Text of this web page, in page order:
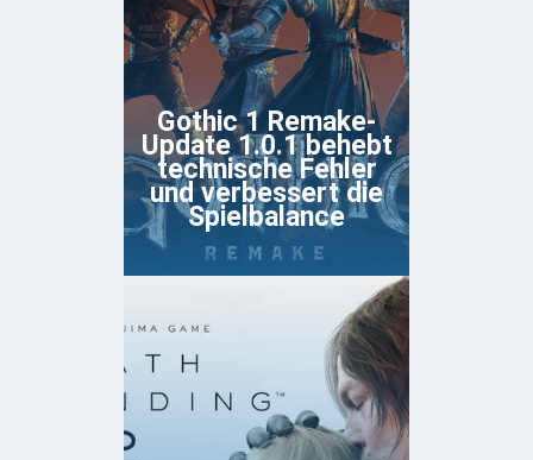
Gothic 1 Remake-
Update 1.0.1 behebt
technische Fehler
und verbessert die
Spielbalance